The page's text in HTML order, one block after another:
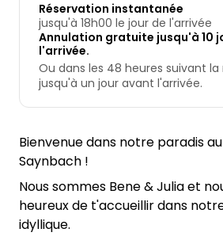
Réservation instantanée
jusqu'à 18h00 le jour de l'arrivée
Annulation gratuite jusqu'à 10
l'arrivée.
Ou dans les 48 heures suivant
jusqu'à un jour avant l'arrivée.
Bienvenue dans notre paradis
Saynbach !
Nous sommes Bene & Julia et
heureux de t'accueillir dans
idyllique.